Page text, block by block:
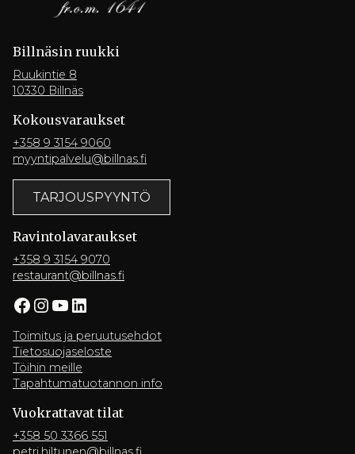
Billnäsin ruukki
Ruukintie 8
10330 Billnäs
Kokousvaraukset
+358 9 3154 9060
myyntipalvelu@billnas.fi
TARJOUSPYYNTÖ
Ravintola­varaukset
+358 9 3154 9070
restaurant@billnas.fi
Facebook InstagramYouTube LinkedIn
Toimitus ja peruutusehdot
Tietosuojaseloste
Töihin meille
Tapahtumatuotannon info
Vuokrattavat tilat
+358 50 3366 551